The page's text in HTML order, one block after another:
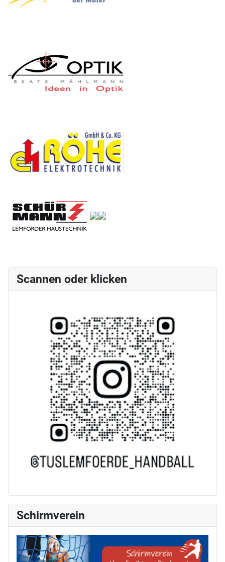
Scannen oder klicken
Schirmverein